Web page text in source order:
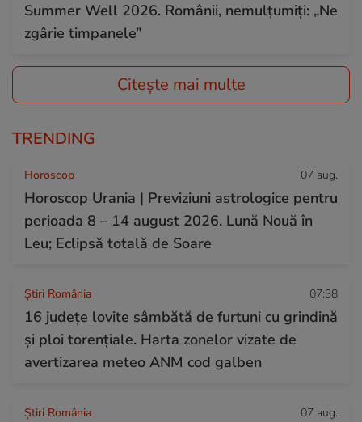
Summer Well 2026. Românii, nemulțumiți: „Ne
zgârie timpanele”
Citește mai multe
TRENDING
Horoscop 07 aug.
Horoscop Urania | Previziuni astrologice pentru
perioada 8 – 14 august 2026. Lună Nouă în
Leu; Eclipsă totală de Soare
Știri România 07:38
16 județe lovite sâmbătă de furtuni cu grindină
și ploi torențiale. Harta zonelor vizate de
avertizarea meteo ANM cod galben
Știri România 07 aug.